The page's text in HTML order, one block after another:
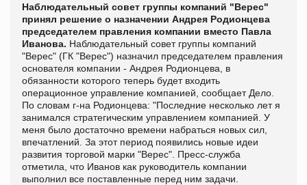
Наблюдательный совет группы компаний "Верес"
принял решение о назначении Андрея Родионцева
председателем правления компании вместо Павла
Иванова. Наблюдательный совет группы компаний
"Верес" (ГК "Верес") назначил председателем правления
основателя компании - Андрея Родионцева, в
обязанности которого теперь будет входить
операционное управление компанией, сообщает Дело.
По словам г-на Родионцева: "Последние несколько лет я
занимался стратегическим управлением компанией. У
меня было достаточно времени набраться новых сил,
впечатлений. За этот период появились новые идеи
развития торговой марки "Верес". Пресс-служба
отметила, что Иванов как руководитель компании
выполнил все поставленные перед ним задачи.